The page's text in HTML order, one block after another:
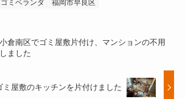
ゴミベランダ 福岡市早良区
倉南区でゴミ屋敷片付け、マンションの不用
ました
ミ屋敷のキッチンを片付けました